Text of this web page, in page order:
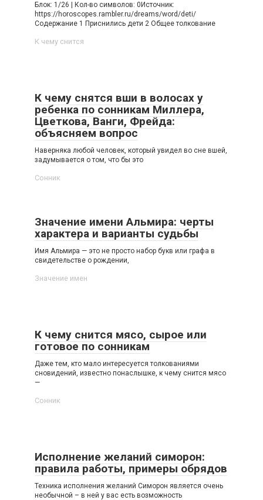
Блок: 1/26 | Кол-во символов: 0Источник:
https://horoscopes.rambler.ru/dreams/word/deti/
Содержание 1 Приснились дети 2 Общее толкование
К чему снится
К чему снятся вши в волосах у
ребенка по сонникам Миллера,
Цветкова, Ванги, Фрейда:
объясняем вопрос
Наверняка любой человек, который увидел во сне вшей,
задумывается о том, что бы это
Сонник
Значение имени Альмира: черты
характера и варианты судьбы
Имя Альмира — это не просто набор букв или графа в
свидетельстве о рождении,
Значение имен
К чему снится мясо, сырое или
готовое по сонникам
Даже тем, кто мало интересуется толкованиями
сновидений, известно понаслышке, к чему снится мясо
—
Сонник
Исполнение желаний симорон:
правила работы, примеры обрядов
Техника исполнения желаний Симорон является очень
необычной – в ней у вас есть возможность